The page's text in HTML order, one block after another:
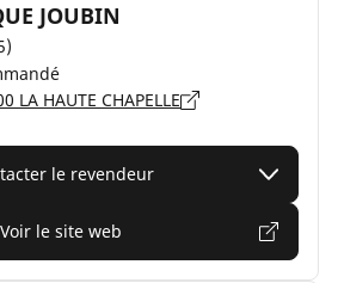
JOUBIN
LA HAUTE CHAPELLE
le revendeur
Voir le site web